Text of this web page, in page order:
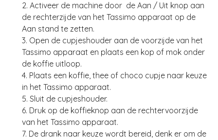
2. Activeer de machine door de Aan / Uit knop aan
de rechterzijde van het Tassimo apparaat op de
Aan stand te zetten.
3. Open de cupjeshouder aan de voorzijde van het
Tassimo apparaat en plaats een kop of mok onder
de koffie uitloop.
4. Plaats een koffie, thee of choco cupje naar keuze
in het Tassimo apparaat.
5. Sluit de cupjeshouder.
6. Druk op de koffieknop aan de rechtervoorzijde
van het Tassimo apparaat.
7. De drank naar keuze wordt bereid, denk er om de